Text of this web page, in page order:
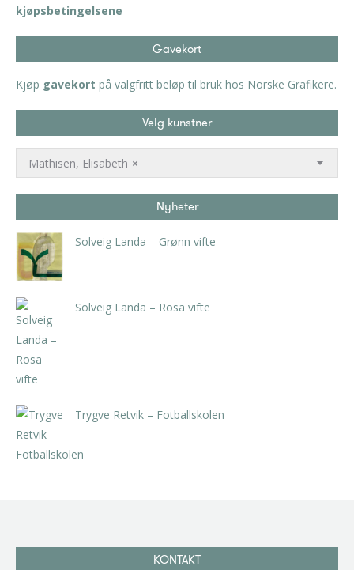
kjøpsbetingelsene
Gavekort
Kjøp gavekort på valgfritt beløp til bruk hos Norske Grafikere.
Velg kunstner
×
Mathisen, Elisabeth
Nyheter
Solveig Landa – Grønn vifte
Solveig Landa – Rosa vifte
Trygve Retvik – Fotballskolen
KONTAKT